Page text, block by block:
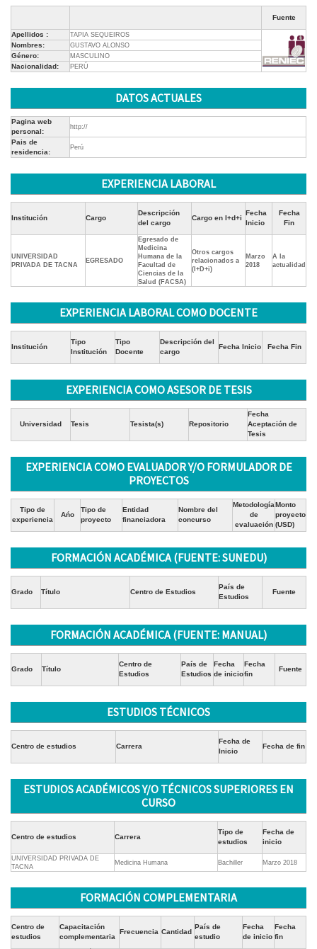
Fuente
Apellidos : TAPIA SEQUEIROS
Nombres: GUSTAVO ALONSO
Género: MASCULINO
Nacionalidad: PERÚ
DATOS ACTUALES
Pagina web
personal:
http://
Pais de
residencia:
Perú
EXPERIENCIA LABORAL
Institución Cargo
Descripción
del cargo
Cargo en I+d+i
Fecha
Inicio
Fecha
Fin
UNIVERSIDAD
PRIVADA DE TACNA
EGRESADO
Egresado de
Medicina
Humana de la
Facultad de
Ciencias de la
Salud (FACSA)
Otros cargos
relacionados a
(I+D+i)
Marzo
2018
A la
actualidad
EXPERIENCIA LABORAL COMO DOCENTE
Institución
Tipo
Institución
Tipo
Docente
Descripción del
cargo
Fecha Inicio Fecha Fin
EXPERIENCIA COMO ASESOR DE TESIS
Universidad Tesis Tesista(s) Repositorio
Fecha
Aceptación de
Tesis
EXPERIENCIA COMO EVALUADOR Y/O FORMULADOR DE
PROYECTOS
Tipo de
experiencia
Ańo
Tipo de
proyecto
Entidad
financiadora
Nombre del
concurso
Metodología
de
evaluación
Monto
proyecto
(USD)
FORMACIÓN ACADÉMICA (FUENTE: SUNEDU)
Grado Título Centro de Estudios
País de
Estudios
Fuente
FORMACIÓN ACADÉMICA (FUENTE: MANUAL)
Grado Título
Centro de
Estudios
País de
Estudios
Fecha
de inicio
Fecha
fin
Fuente
ESTUDIOS TÉCNICOS
Centro de estudios Carrera
Fecha de
Inicio
Fecha de fin
ESTUDIOS ACADÉMICOS Y/O TÉCNICOS SUPERIORES EN
CURSO
Centro de estudios Carrera
Tipo de
estudios
Fecha de
inicio
UNIVERSIDAD PRIVADA DE
TACNA
Medicina Humana Bachiller Marzo 2018
FORMACIÓN COMPLEMENTARIA
Centro de
estudios
Capacitación
complementaria
Frecuencia Cantidad
País de
estudio
Fecha
de inicio
Fecha
fin